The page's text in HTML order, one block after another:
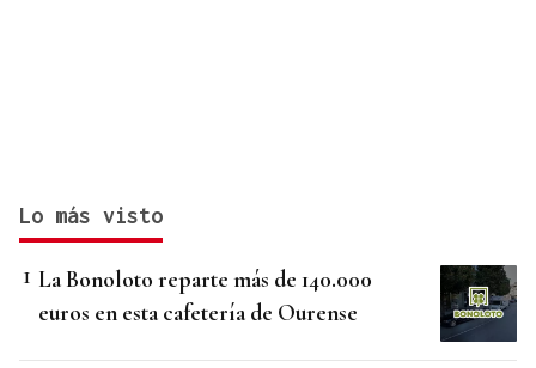
Lo más visto
La Bonoloto reparte más de 140.000
euros en esta cafetería de Ourense